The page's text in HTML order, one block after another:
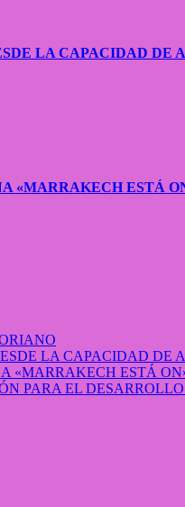
LA CAPACIDAD DE
«MARRAKECH ESTÁ
LA CAPACIDAD DE
«MARRAKECH ESTÁ
PARA EL